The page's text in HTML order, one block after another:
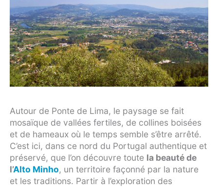
Autour de Ponte de Lima, le paysage se fait
mosaïque de vallées fertiles, de collines boisées
et de hameaux où le temps semble s’être arrêté.
C’est ici, dans ce nord du Portugal authentique et
préservé, que l’on découvre toute la beauté de
l’Alto Minho, un territoire façonné par la nature
et les traditions. Partir à l’exploration des